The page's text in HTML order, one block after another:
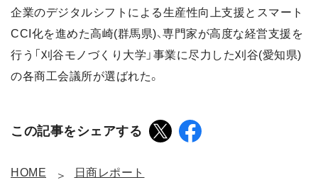
企業のデジタルシフトによる生産性向上支援とスマート
CCI化を進めた高崎(群馬県)、専門家が高度な経営支援を
行う「刈谷モノづくり大学」事業に尽力した刈谷(愛知県)
の各商工会議所が選ばれた。
この記事をシェアする
HOME 日商レポート